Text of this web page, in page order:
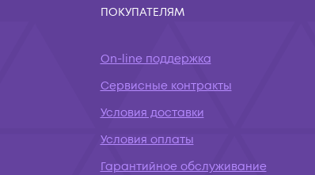
ПОКУПАТЕЛЯМ
On-line поддержка
Сервисные контракты
Условия доставки
Условия оплаты
Гарантийное обслуживание